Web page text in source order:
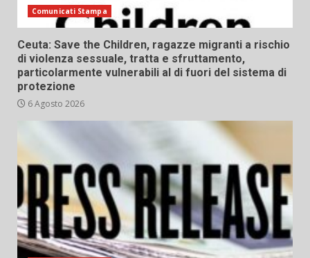
Comunicati Stampa
Ceuta: Save the Children, ragazze migranti a rischio
di violenza sessuale, tratta e sfruttamento,
particolarmente vulnerabili al di fuori del sistema di
protezione
6 Agosto 2026